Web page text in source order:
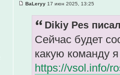
ВаLeryy 17 июн 2025, 13:25
Dikiy Pes
Сейчас будет
какую команду
https://vsol.info/